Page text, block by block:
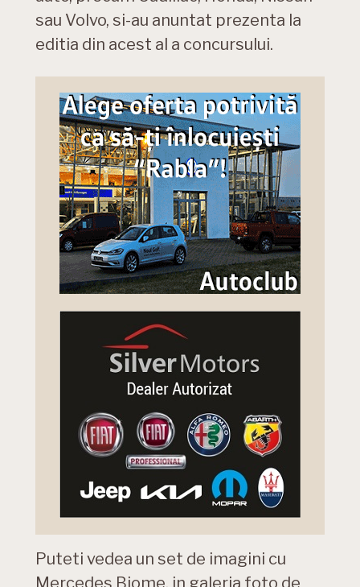
sau Volvo, si-au anuntat prezenta la
editia din acest al a concursului.
Puteti vedea un set de imagini cu
Mercedes Biome, in galeria foto de